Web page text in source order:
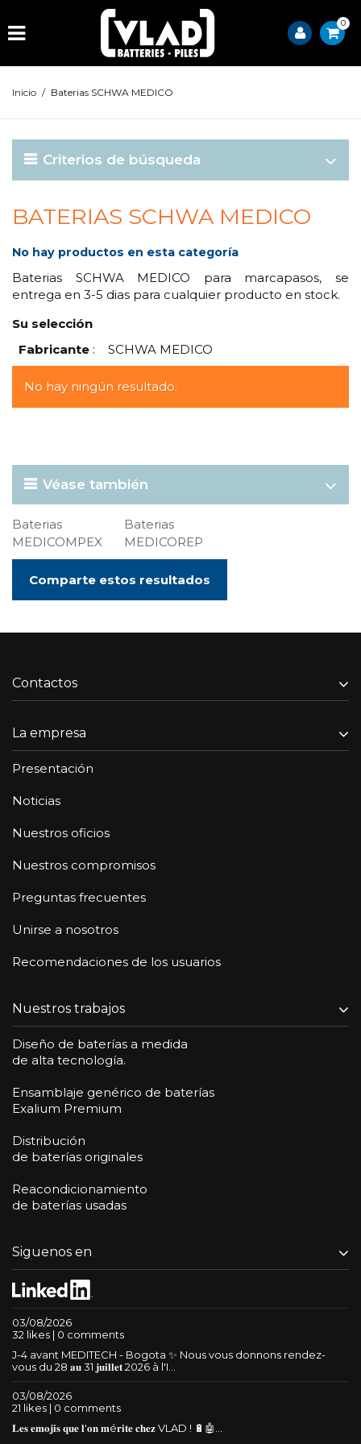
0
Inicio / Baterias SCHWA MEDICO
Criterios de búsqueda
BATERIAS SCHWA MEDICO
No hay productos en esta categoría
Baterias SCHWA MEDICO para marcapasos, se
entrega en 3-5 dias para cualquier producto en stock.
Su selección
Fabricante : SCHWA MEDICO
No hay ningún resultado.
Véase también
Baterias
MEDICOMPEX
Baterias
MEDICOREP
Comparte estos resultados
Contactos
La empresa
Presentación
Noticias
Nuestros oficios
Nuestros compromisos
Preguntas frecuentes
Unirse a nosotros
Recomendaciones de los usuarios
Nuestros trabajos
Diseño de baterías a medida
de alta tecnología.
Ensamblaje genérico de baterías
Exalium Premium
Distribución
de baterías originales
Reacondicionamiento
de baterías usadas
Siguenos en
03/08/2026
32 likes | 0 comments
J-4 avant MEDITECH - Bogota ✨ Nous vous donnons rendez-
vous du 28 𝐚𝐮 31 𝐣𝐮𝐢𝐥𝐥𝐞𝐭 2026 à l'I...
03/08/2026
21 likes | 0 comments
𝐋𝐞𝐬 𝐞𝐦𝐨𝐣𝐢𝐬 𝐪𝐮𝐞 𝐥'𝐨𝐧 𝐦é𝐫𝐢𝐭𝐞 𝐜𝐡𝐞𝐳 VLAD ! 🔋🤖...